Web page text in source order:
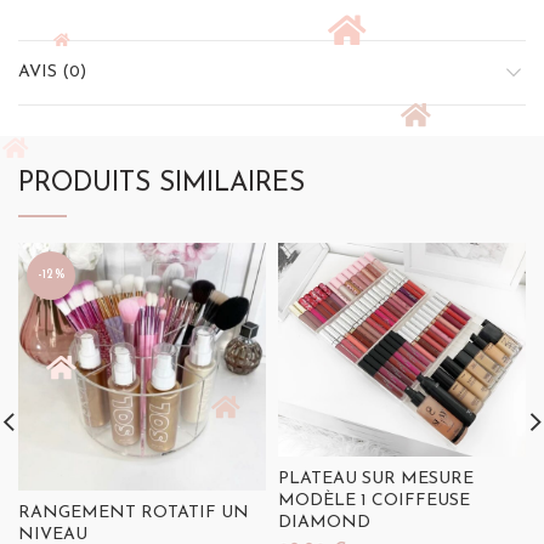
AVIS (0)
PRODUITS SIMILAIRES
-12%
RANGEMENT ROTATIF UN
NIVEAU
PLATEAU SUR MESURE
MODÈLE 1 COIFFEUSE
DIAMOND